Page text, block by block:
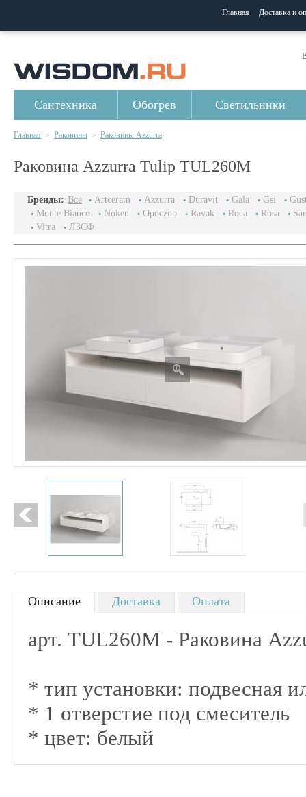
Главная Доставка и
Сантехника Обогрев Светильники
Главная > Раковины > Раковины Azzurra
Раковина Azzurra Tulip TUL260M
Бренды: Все Artceram Azzurra Duravit Gala Gsi
Monte Bianco
Noken Opoczno Ravak Roca Rosa
Vitra
ЛЗСФ
Описание Доставка Оплата
арт. TUL260M - Раковина
* тип установки: подвесная
* 1 отверстие под смеситель
* цвет: белый